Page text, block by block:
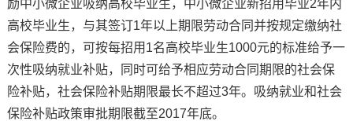
励中小微企业吸纳高校毕业生，中小微企业新招用毕业2年内
高校毕业生，与其签订1年以上期限劳动合同并按规定缴纳社
会保险费的，可按每招用1名高校毕业生1000元的标准给予一
次性吸纳就业补贴，同时可给予相应劳动合同期限的社会保
险补贴，社会保险补贴期限最长不超过3年。吸纳就业和社会
保险补贴政策审批期限截至2017年底。